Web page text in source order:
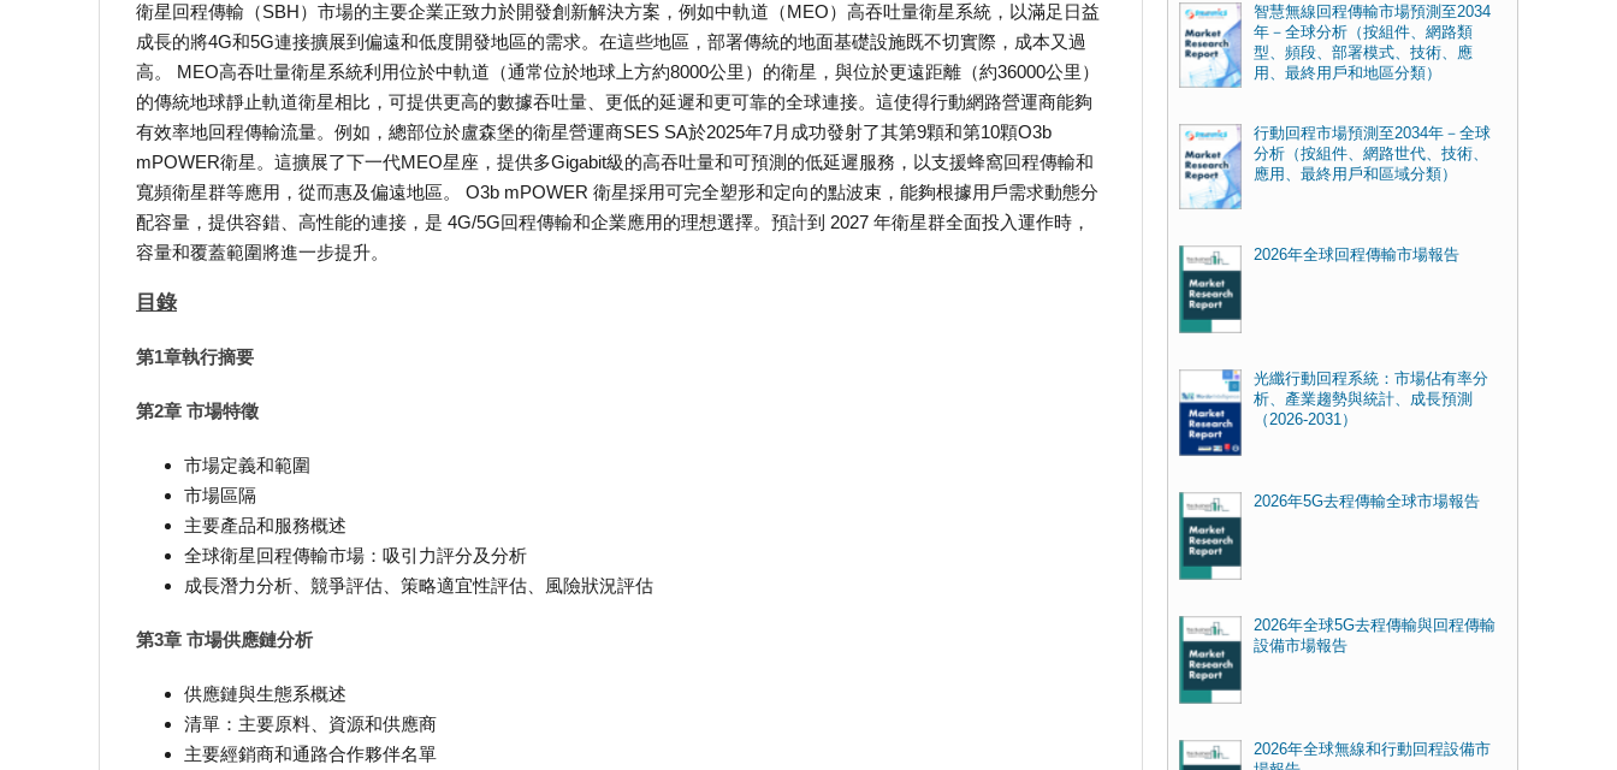
衛星回程傳輸（SBH）市場的主要企業正致力於開發創新解決方案，例如中軌道（MEO）高吞吐量衛星系統，以滿足日益
成長的將4G和5G連接擴展到偏遠和低度開發地區的需求。在這些地區，部署傳統的地面基礎設施既不切實際，成本又過
高。 MEO高吞吐量衛星系統利用位於中軌道（通常位於地球上方約8000公里）的衛星，與位於更遠距離（約36000公里）
的傳統地球靜止軌道衛星相比，可提供更高的數據吞吐量、更低的延遲和更可靠的全球連接。這使得行動網路營運商能夠
有效率地回程傳輸流量。例如，總部位於盧森堡的衛星營運商SES SA於2025年7月成功發射了其第9顆和第10顆O3b
mPOWER衛星。這擴展了下一代MEO星座，提供多Gigabit級的高吞吐量和可預測的低延遲服務，以支援蜂窩回程傳輸和
寬頻衛星群等應用，從而惠及偏遠地區。 O3b mPOWER 衛星採用可完全塑形和定向的點波束，能夠根據用戶需求動態分
配容量，提供容錯、高性能的連接，是 4G/5G回程傳輸和企業應用的理想選擇。預計到 2027 年衛星群全面投入運作時，
容量和覆蓋範圍將進一步提升。
目錄
第1章執行摘要
第2章 市場特徵
市場定義和範圍
市場區隔
主要產品和服務概述
全球衛星回程傳輸市場：吸引力評分及分析
成長潛力分析、競爭評估、策略適宜性評估、風險狀況評估
第3章 市場供應鏈分析
供應鏈與生態系概述
清單：主要原料、資源和供應商
主要經銷商和通路合作夥伴名單
智慧無線回程傳輸市場預測至2034
年－全球分析（按組件、網路類
型、頻段、部署模式、技術、應
用、最終用戶和地區分類）
行動回程市場預測至2034年－全球
分析（按組件、網路世代、技術、
應用、最終用戶和區域分類）
2026年全球回程傳輸市場報告
光纖行動回程系統：市場佔有率分
析、產業趨勢與統計、成長預測
（2026-2031）
2026年5G去程傳輸全球市場報告
2026年全球5G去程傳輸與回程傳輸
設備市場報告
2026年全球無線和行動回程設備市